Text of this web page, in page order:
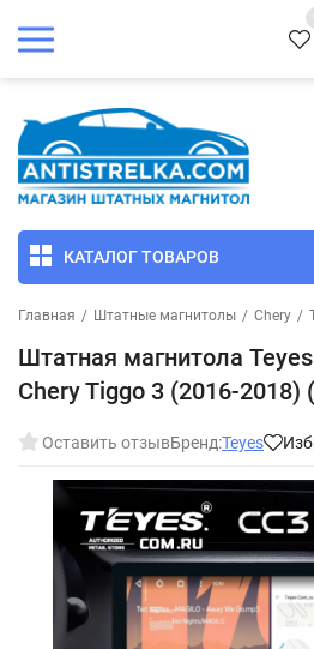
КАТАЛОГ ТОВАРОВ
Главная / Штатные магнитолы / Chery /
Штатная магнитола
Chery Tiggo 3 (2016-2018)
Оставить отзывБренд:Teyes